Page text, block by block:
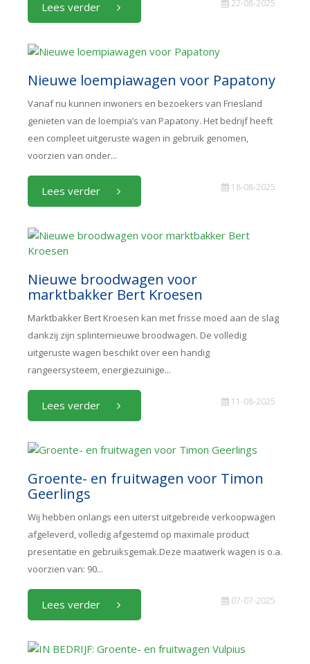
Lees verder 22-08-2025
Nieuwe loempiawagen voor Papatony
Vanaf nu kunnen inwoners en bezoekers van Friesland
genieten van de loempia’s van Papatony. Het bedrijf heeft
een compleet uitgeruste wagen in gebruik genomen,
voorzien van onder...
Lees verder 18-08-2025
Nieuwe broodwagen voor
marktbakker Bert Kroesen
Marktbakker Bert Kroesen kan met frisse moed aan de slag
dankzij zijn splinternieuwe broodwagen. De volledig
uitgeruste wagen beschikt over een handig
rangeersysteem, energiezuinige...
Lees verder 11-08-2025
Groente- en fruitwagen voor Timon
Geerlings
Wij hebben onlangs een uiterst uitgebreide verkoopwagen
afgeleverd, volledig afgestemd op maximale product
presentatie en gebruiksgemak.Deze maatwerk wagen is o.a.
voorzien van: 90...
Lees verder 07-07-2025